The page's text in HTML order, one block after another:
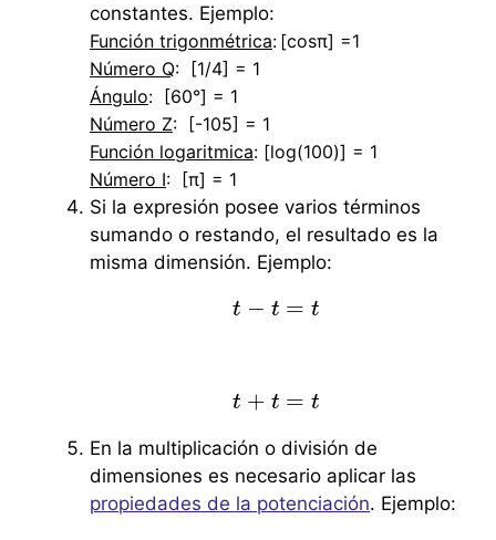
constantes. Ejemplo:
Función trigonmétrica: [cosπ] =1
Número Q: [1/4] = 1
Ángulo: [60°] = 1
Número Z: [-105] = 1
Función logaritmica: [log(100)] = 1
Número I: [π] = 1
Si la expresión posee varios términos
sumando o restando, el resultado es la
misma dimensión. Ejemplo:
t − t = t
t−t =t
t + t = t
t+t =t
En la multiplicación o división de
dimensiones es necesario aplicar las
propiedades de la potenciación. Ejemplo: